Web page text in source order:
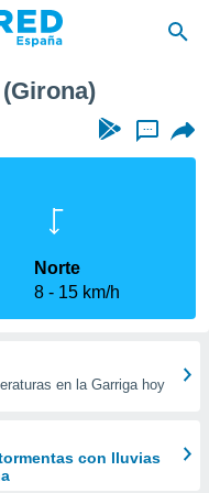
...
Norte
8
15 km/h
en la Garriga hoy
con lluvias